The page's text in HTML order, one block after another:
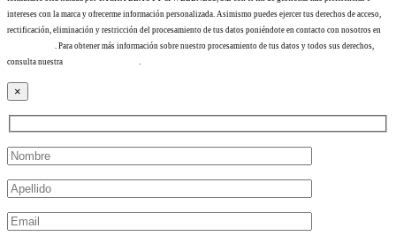
intereses con la marca y ofrecerme información personalizada. Asimismo puedes ejercer tus derechos de acceso,
rectificación, eliminación y restricción del procesamiento de tus datos poniéndote en contacto con nosotros en
. Para obtener más información sobre nuestro procesamiento de tus datos y todos sus derechos,
consulta nuestra
.
×